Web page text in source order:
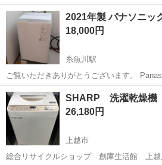
Haier 全自動洗濯機 6.0㎏ 2025年製 になります。
型番：JW-U61MK（K） サイズ：幅
新潟 上越市 生活家電 創庫生活館
2021年製 パナソニッ
18,000円
糸魚川駅
ご覧いただきありがとうございます。 Panasonic 全自動洗濯機 縦型洗
濯機 6kg 型番 NA-F60B15 2021年製 取扱説明書もございます。 目立
った傷汚れ等ございません。 本日も毎日使
新潟 加茂市 糸魚川駅 生活家電
SHARP 洗濯乾燥機
26,180円
上越市
総合リサイクルショップ 創庫生活館 上越店です。 【